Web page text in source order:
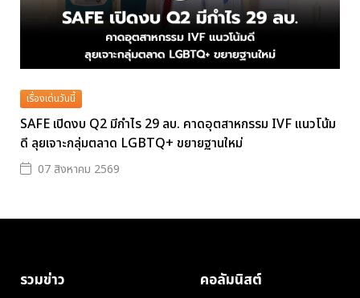
เรื่องเด่นวันนี้
SAFE เปิดงบ Q2 มีกำไร 29 ลบ. คาดอุตสาหกรรม IVF แนวโน้ม
ดี ลุยเจาะกลุ่มตลาด LGBTQ+ ขยายฐานใหม่
07 สิงหาคม 2569
รวมข่าว คอลัมนิสต์